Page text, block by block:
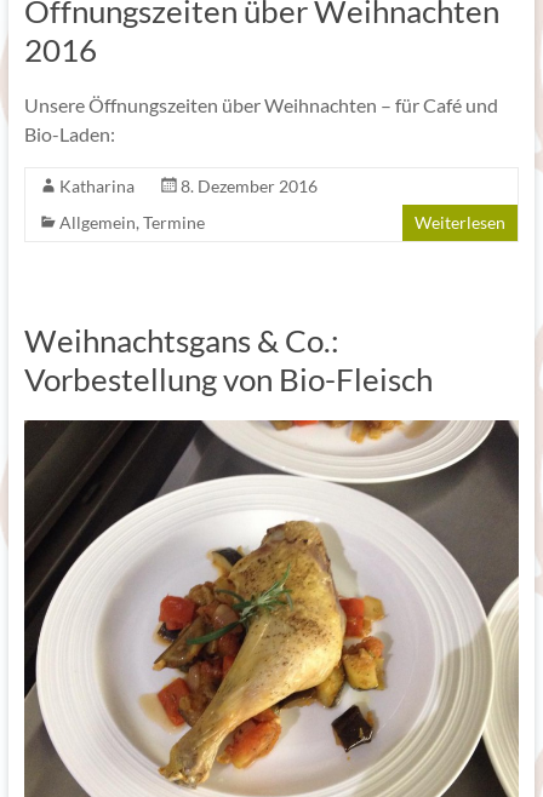
Öffnungszeiten über Weihnachten
2016
Unsere Öffnungszeiten über Weihnachten – für Café und
Bio-Laden:
Katharina
8. Dezember 2016
Allgemein, Termine Weiterlesen
Weihnachtsgans & Co.:
Vorbestellung von Bio-Fleisch